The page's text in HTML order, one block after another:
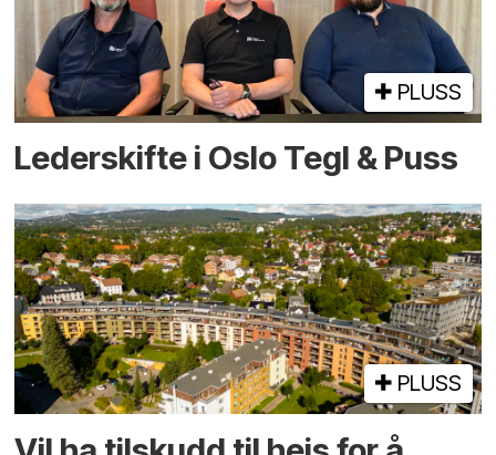
PLUSS
Lederskifte i Oslo Tegl & Puss
PLUSS